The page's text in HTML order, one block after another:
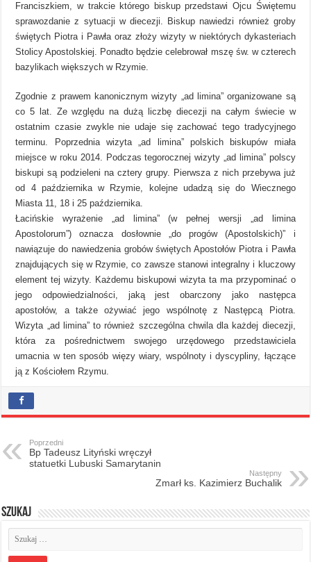
Franciszkiem, w trakcie którego biskup przedstawi Ojcu Świętemu
sprawozdanie z sytuacji w diecezji. Biskup nawiedzi również groby
świętych Piotra i Pawła oraz złoży wizyty w niektórych dykasteriach
Stolicy Apostolskiej. Ponadto będzie celebrował mszę św. w czterech
bazylikach większych w Rzymie.
Zgodnie z prawem kanonicznym wizyty „ad limina” organizowane są
co 5 lat. Ze względu na dużą liczbę diecezji na całym świecie w
ostatnim czasie zwykle nie udaje się zachować tego tradycyjnego
terminu. Poprzednia wizyta „ad limina” polskich biskupów miała
miejsce w roku 2014. Podczas tegorocznej wizyty „ad limina” polscy
biskupi są podzieleni na cztery grupy. Pierwsza z nich przebywa już
od 4 października w Rzymie, kolejne udadzą się do Wiecznego
Miasta 11, 18 i 25 października.
Łacińskie wyrażenie „ad limina” (w pełnej wersji „ad limina
Apostolorum”) oznacza dosłownie „do progów (Apostolskich)” i
nawiązuje do nawiedzenia grobów świętych Apostołów Piotra i Pawła
znajdujących się w Rzymie, co zawsze stanowi integralny i kluczowy
element tej wizyty. Każdemu biskupowi wizyta ta ma przypominać o
jego odpowiedzialności, jaką jest obarczony jako następca
apostołów, a także ożywiać jego wspólnotę z Następcą Piotra.
Wizyta „ad limina” to również szczególna chwila dla każdej diecezji,
która za pośrednictwem swojego urzędowego przedstawiciela
umacnia w ten sposób więzy wiary, wspólnoty i dyscypliny, łączące
ją z Kościołem Rzymu.
Poprzedni
Bp Tadeusz Lityński wręczył
statuetki Lubuski Samarytanin ​
Następny
Zmarł ks. Kazimierz Buchalik
Szukaj